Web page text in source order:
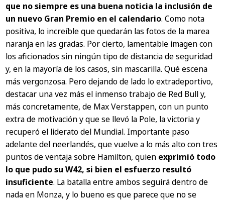
que no siempre es una buena noticia la inclusión de
un nuevo Gran Premio en el calendario. Como nota
positiva, lo increíble que quedarán las fotos de la marea
naranja en las gradas. Por cierto, lamentable imagen con
los aficionados sin ningún tipo de distancia de seguridad
y, en la mayoría de los casos, sin mascarilla. Qué escena
más vergonzosa. Pero dejando de lado lo extradeportivo,
destacar una vez más el inmenso trabajo de Red Bull y,
más concretamente, de Max Verstappen, con un punto
extra de motivación y que se llevó la Pole, la victoria y
recuperó el liderato del Mundial. Importante paso
adelante del neerlandés, que vuelve a lo más alto con tres
puntos de ventaja sobre Hamilton, quien exprimió todo
lo que pudo su W42, si bien el esfuerzo resultó
insuficiente. La batalla entre ambos seguirá dentro de
nada en Monza, y lo bueno es que parece que no se